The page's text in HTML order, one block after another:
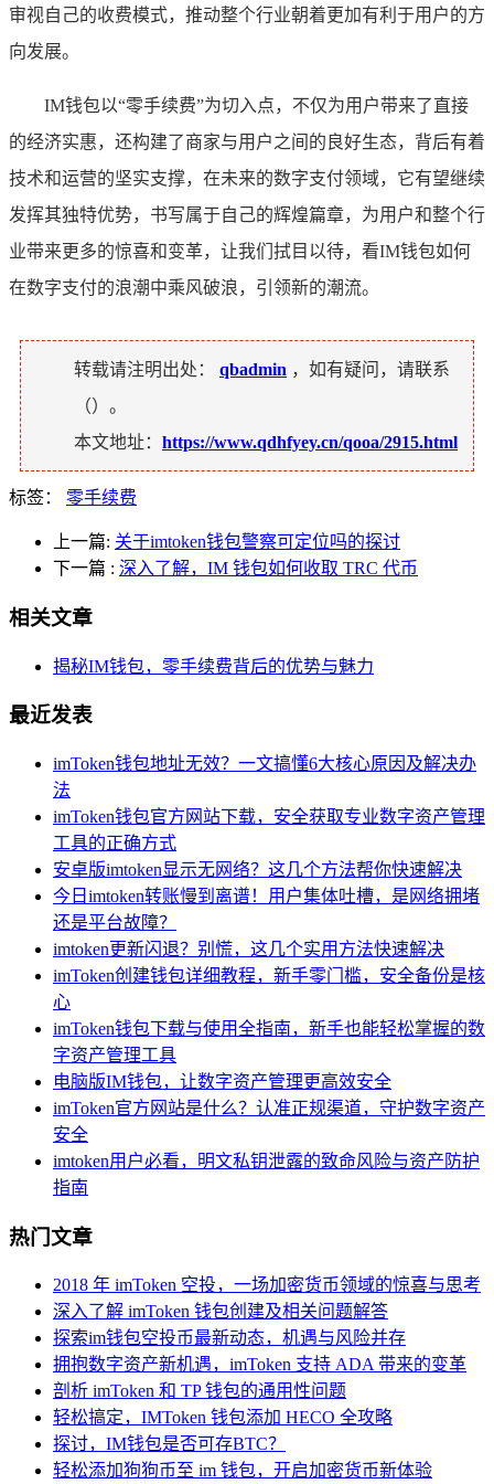
审视自己的收费模式，推动整个行业朝着更加有利于用户的方
向发展。
IM钱包以“零手续费”为切入点，不仅为用户带来了直接
的经济实惠，还构建了商家与用户之间的良好生态，背后有着
技术和运营的坚实支撑，在未来的数字支付领域，它有望继续
发挥其独特优势，书写属于自己的辉煌篇章，为用户和整个行
业带来更多的惊喜和变革，让我们拭目以待，看IM钱包如何
在数字支付的浪潮中乘风破浪，引领新的潮流。
转载请注明出处： qbadmin ，如有疑问，请联系
（）。
本文地址： https://www.qdhfyey.cn/qooa/2915.html
标签： 零手续费
上一篇: 关于imtoken钱包警察可定位吗的探讨
下一篇 : 深入了解，IM 钱包如何收取 TRC 代币
相关文章
揭秘IM钱包，零手续费背后的优势与魅力
最近发表
imToken钱包地址无效？一文搞懂6大核心原因及解决办
法
imToken钱包官方网站下载，安全获取专业数字资产管理
工具的正确方式
安卓版imtoken显示无网络？这几个方法帮你快速解决
今日imtoken转账慢到离谱！用户集体吐槽，是网络拥堵
还是平台故障？
imtoken更新闪退？别慌，这几个实用方法快速解决
imToken创建钱包详细教程，新手零门槛，安全备份是核
心
imToken钱包下载与使用全指南，新手也能轻松掌握的数
字资产管理工具
电脑版IM钱包，让数字资产管理更高效安全
imToken官方网站是什么？认准正规渠道，守护数字资产
安全
imtoken用户必看，明文私钥泄露的致命风险与资产防护
指南
热门文章
2018 年 imToken 空投，一场加密货币领域的惊喜与思考
深入了解 imToken 钱包创建及相关问题解答
探索im钱包空投币最新动态，机遇与风险并存
拥抱数字资产新机遇，imToken 支持 ADA 带来的变革
剖析 imToken 和 TP 钱包的通用性问题
轻松搞定，IMToken 钱包添加 HECO 全攻略
探讨，IM钱包是否可存BTC？
轻松添加狗狗币至 im 钱包，开启加密货币新体验